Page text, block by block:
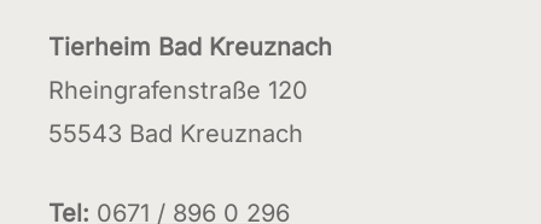
Tierheim Bad Kreuznach
Rheingrafenstraße 120
55543 Bad Kreuznach
Tel: 0671 / 896 0 296